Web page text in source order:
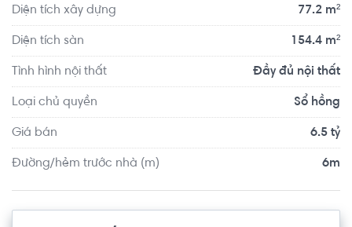
Diện tích xây dựng 77.2 m²
Diện tích sàn 154.4 m²
Tình hình nội thất Đầy đủ nội thất
Loại chủ quyền Sổ hồng
Giá bán 6.5 tỷ
Đường/hẻm trước nhà (m) 6m